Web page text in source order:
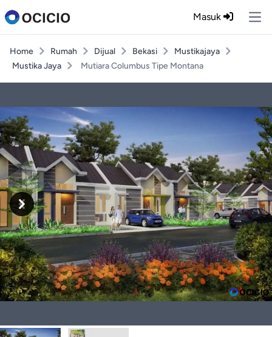
Masuk
Home Rumah Dijual Bekasi
Mustikajaya
Mustika Jaya
Mutiara Columbus Tipe Montana
Previous
Next